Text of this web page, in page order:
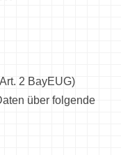
2 BayEUG)
über folgende